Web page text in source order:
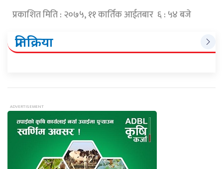
प्रकाशित मिति : २०७५, ११ कार्तिक आईतबार ६ : ५४ बजे
प्रतिक्रिया